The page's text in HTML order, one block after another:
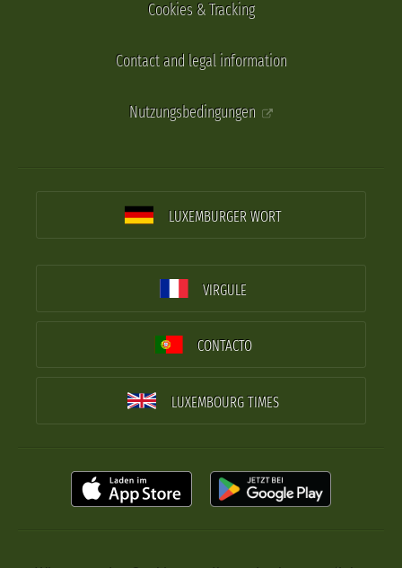
Cookies & Tracking
Contact and legal information
Nutzungsbedingungen
LUXEMBURGER WORT
VIRGULE
CONTACTO
LUXEMBOURG TIMES